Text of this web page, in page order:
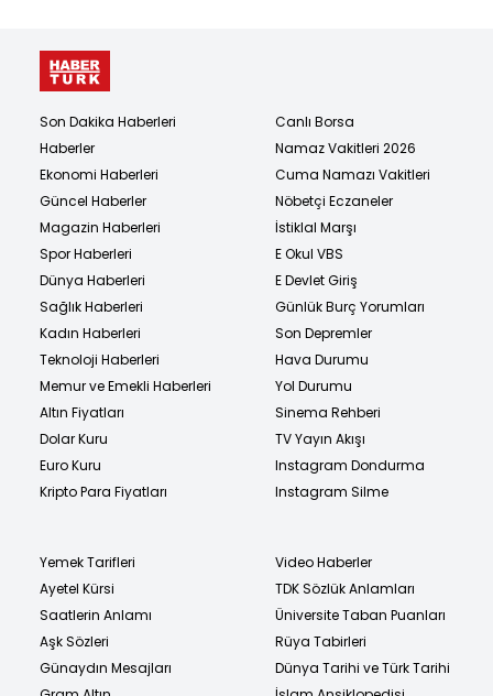
Son Dakika Haberleri
Haberler
Ekonomi Haberleri
Güncel Haberler
Magazin Haberleri
Spor Haberleri
Dünya Haberleri
Sağlık Haberleri
Kadın Haberleri
Teknoloji Haberleri
Memur ve Emekli Haberleri
Altın Fiyatları
Dolar Kuru
Euro Kuru
Kripto Para Fiyatları
Canlı Borsa
Namaz Vakitleri 2026
Cuma Namazı Vakitleri
Nöbetçi Eczaneler
İstiklal Marşı
E Okul VBS
E Devlet Giriş
Günlük Burç Yorumları
Son Depremler
Hava Durumu
Yol Durumu
Sinema Rehberi
TV Yayın Akışı
Instagram Dondurma
Instagram Silme
Yemek Tarifleri
Ayetel Kürsi
Saatlerin Anlamı
Aşk Sözleri
Günaydın Mesajları
Video Haberler
TDK Sözlük Anlamları
Üniversite Taban Puanları
Rüya Tabirleri
Dünya Tarihi ve Türk Tarihi